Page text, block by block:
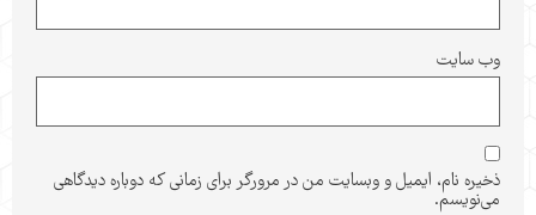
وب‌ سایت
ذخیره نام، ایمیل و وبسایت من در مرورگر برای زمانی که دوباره دیدگاهی
می‌نویسم.